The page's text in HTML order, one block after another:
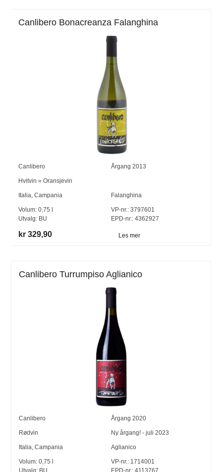
Canlibero Bonacreanza Falanghina
Canlibero Årgang 2013
Hvitvin »Oransjevin
Italia ,Campania Falanghina
Volum:0,75 l
Utvalg: BU
VP-nr.:3797601
EPD-nr.: 4362927
kr 329,90 Les mer
Canlibero Turrumpiso Aglianico
Canlibero Årgang 2020
Rødvin Ny årgang! - juli 2023
Italia ,Campania Aglianico
Volum:0,75 l
Utvalg: BU
VP-nr.: 1714001
EPD-nr.: 4113767